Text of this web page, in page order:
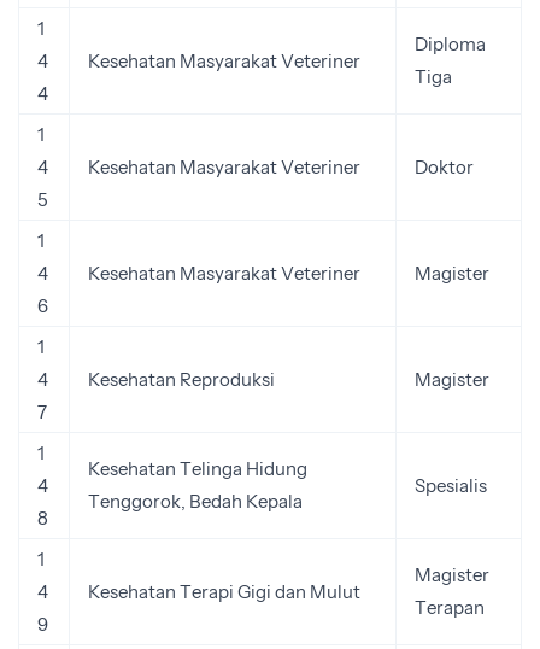
1
4
4
Kesehatan Masyarakat Veteriner
Diploma
Tiga
1
4
5
Kesehatan Masyarakat Veteriner Doktor
1
4
6
Kesehatan Masyarakat Veteriner Magister
1
4
7
Kesehatan Reproduksi Magister
1
4
8
Kesehatan Telinga Hidung
Tenggorok, Bedah Kepala
Spesialis
1
4
9
Kesehatan Terapi Gigi dan Mulut
Magister
Terapan